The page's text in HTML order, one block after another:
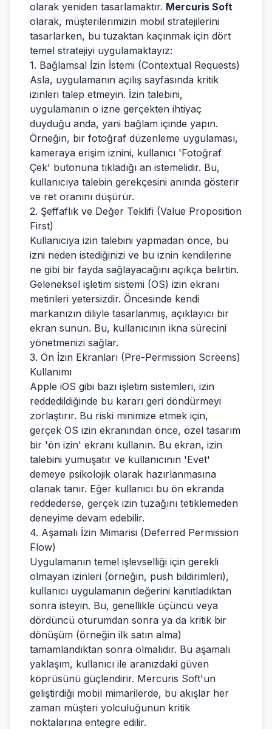
olarak yeniden tasarlamaktır. Mercuris Soft
olarak, müşterilerimizin mobil stratejilerini
tasarlarken, bu tuzaktan kaçınmak için dört
temel stratejiyi uygulamaktayız:
1. Bağlamsal İzin İstemi (Contextual Requests)
Asla, uygulamanın açılış sayfasında kritik
izinleri talep etmeyin. İzin talebini,
uygulamanın o izne gerçekten ihtiyaç
duyduğu anda, yani bağlam içinde yapın.
Örneğin, bir fotoğraf düzenleme uygulaması,
kameraya erişim iznini, kullanıcı 'Fotoğraf
Çek' butonuna tıkladığı an istemelidir. Bu,
kullanıcıya talebin gerekçesini anında gösterir
ve ret oranını düşürür.
2. Şeffaflık ve Değer Teklifi (Value Proposition
First)
Kullanıcıya izin talebini yapmadan önce, bu
izni neden istediğinizi ve bu iznin kendilerine
ne gibi bir fayda sağlayacağını açıkça belirtin.
Geleneksel işletim sistemi (OS) izin ekranı
metinleri yetersizdir. Öncesinde kendi
markanızın diliyle tasarlanmış, açıklayıcı bir
ekran sunun. Bu, kullanıcının ikna sürecini
yönetmenizi sağlar.
3. Ön İzin Ekranları (Pre-Permission Screens)
Kullanımı
Apple iOS gibi bazı işletim sistemleri, izin
reddedildiğinde bu kararı geri döndürmeyi
zorlaştırır. Bu riski minimize etmek için,
gerçek OS izin ekranından önce, özel tasarım
bir 'ön izin' ekranı kullanın. Bu ekran, izin
talebini yumuşatır ve kullanıcının 'Evet'
demeye psikolojik olarak hazırlanmasına
olanak tanır. Eğer kullanıcı bu ön ekranda
reddederse, gerçek izin tuzağını tetiklemeden
deneyime devam edebilir.
4. Aşamalı İzin Mimarisi (Deferred Permission
Flow)
Uygulamanın temel işlevselliği için gerekli
olmayan izinleri (örneğin, push bildirimleri),
kullanıcı uygulamanın değerini kanıtladıktan
sonra isteyin. Bu, genellikle üçüncü veya
dördüncü oturumdan sonra ya da kritik bir
dönüşüm (örneğin ilk satın alma)
tamamlandıktan sonra olmalıdır. Bu aşamalı
yaklaşım, kullanıcı ile aranızdaki güven
köprüsünü güçlendirir. Mercuris Soft'un
geliştirdiği mobil mimarilerde, bu akışlar her
zaman müşteri yolculuğunun kritik
noktalarına entegre edilir.